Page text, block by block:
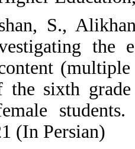
9.
(2013).
electronic
learning of the
impaired
(125), 17-21 (In